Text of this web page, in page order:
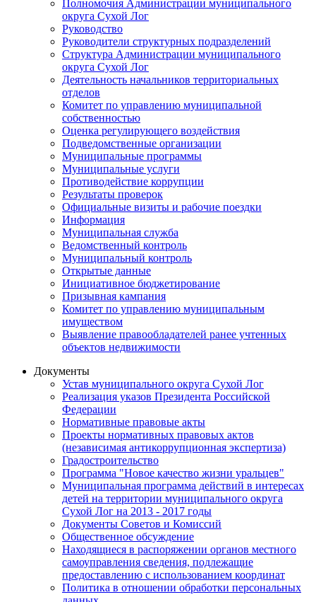
Полномочия Администрации муниципального
округа Сухой Лог
Руководство
Руководители структурных подразделений
Структура Администрации муниципального
округа Сухой Лог
Деятельность начальников территориальных
отделов
Комитет по управлению муниципальной
собственностью
Оценка регулирующего воздействия
Подведомственные организации
Муниципальные программы
Муниципальные услуги
Противодействие коррупции
Результаты проверок
Официальные визиты и рабочие поездки
Информация
Муниципальная служба
Ведомственный контроль
Муниципальный контроль
Открытые данные
Инициативное бюджетирование
Призывная кампания
Комитет по управлению муниципальным
имуществом
Выявление правообладателей ранее учтенных
объектов недвижимости
Документы
Устав муниципального округа Сухой Лог
Реализация указов Президента Российской
Федерации
Нормативные правовые акты
Проекты нормативных правовых актов
(независимая антикоррупционная экспертиза)
Градостроительство
Программа "Новое качество жизни уральцев"
Муниципальная программа действий в интересах
детей на территории муниципального округа
Сухой Лог на 2013 - 2017 годы
Документы Советов и Комиссий
Общественное обсуждение
Находящиеся в распоряжении органов местного
самоуправления сведения, подлежащие
предоставлению с использованием координат
Политика в отношении обработки персональных